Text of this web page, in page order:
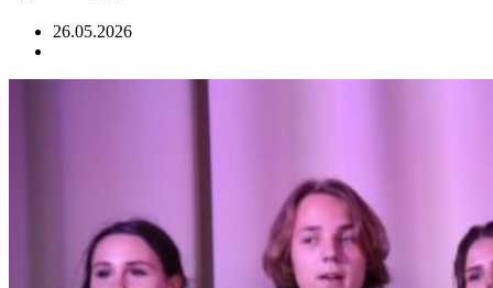
26.05.2026